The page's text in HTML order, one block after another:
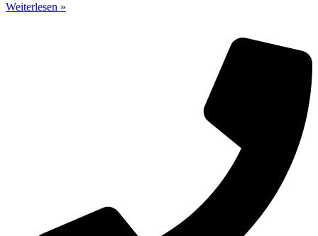
Weiterlesen »